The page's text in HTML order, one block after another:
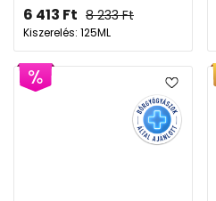
6 413 Ft 8 233Ft
Kiszerelés: 125ML